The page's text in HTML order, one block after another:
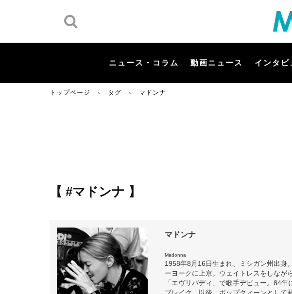
ニュース・コラム 動画ニュース インタビ
トップページ ＞ タグ ＞ マドンナ
【 #マドンナ 】
マドンナ
Madonna
1958年8月16日生まれ、ミシガン州出身
ーヨークに上京。ウェイトレスをしなが
「エヴリバディ」で歌手デビュー。84